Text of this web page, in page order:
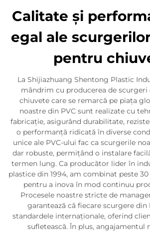
Calitate și
egal ale
pentru
La Shijiazhuang Shentong Plastic
mândrim cu producerea de scurgeri
chiuvete care se remarcă pe piața
noastre din PVC sunt realizate cu
fabricație, asigurând durabilitate,
o performanță ridicată în diverse
unice ale PVC-ului fac ca scurgerile
dar robuste, permițând o instalare
termen lung. Ca producător lider în
plastice din 1994, am combinat peste
pentru a inova în mod continuu
Procesele noastre stricte de
garantează că fiecare scurgere din
standardele internaționale, oferind
sufletească. În plus, angajamentul